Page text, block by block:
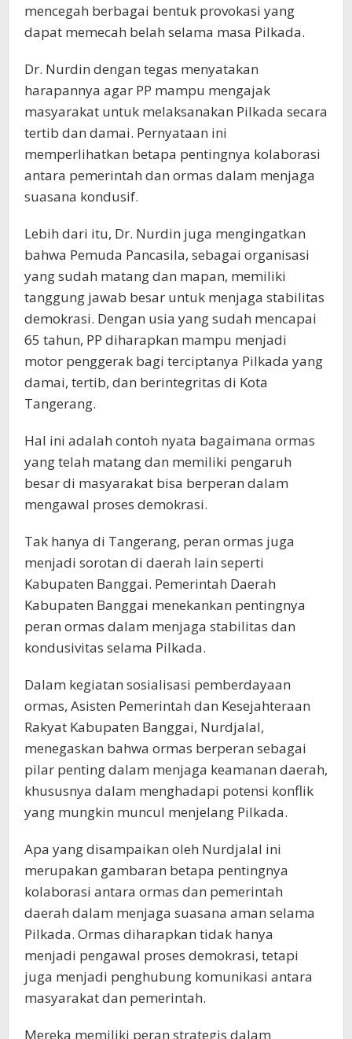
mencegah berbagai bentuk provokasi yang
dapat memecah belah selama masa Pilkada.
Dr. Nurdin dengan tegas menyatakan
harapannya agar PP mampu mengajak
masyarakat untuk melaksanakan Pilkada secara
tertib dan damai. Pernyataan ini
memperlihatkan betapa pentingnya kolaborasi
antara pemerintah dan ormas dalam menjaga
suasana kondusif.
Lebih dari itu, Dr. Nurdin juga mengingatkan
bahwa Pemuda Pancasila, sebagai organisasi
yang sudah matang dan mapan, memiliki
tanggung jawab besar untuk menjaga stabilitas
demokrasi. Dengan usia yang sudah mencapai
65 tahun, PP diharapkan mampu menjadi
motor penggerak bagi terciptanya Pilkada yang
damai, tertib, dan berintegritas di Kota
Tangerang.
Hal ini adalah contoh nyata bagaimana ormas
yang telah matang dan memiliki pengaruh
besar di masyarakat bisa berperan dalam
mengawal proses demokrasi.
Tak hanya di Tangerang, peran ormas juga
menjadi sorotan di daerah lain seperti
Kabupaten Banggai. Pemerintah Daerah
Kabupaten Banggai menekankan pentingnya
peran ormas dalam menjaga stabilitas dan
kondusivitas selama Pilkada.
Dalam kegiatan sosialisasi pemberdayaan
ormas, Asisten Pemerintah dan Kesejahteraan
Rakyat Kabupaten Banggai, Nurdjalal,
menegaskan bahwa ormas berperan sebagai
pilar penting dalam menjaga keamanan daerah,
khususnya dalam menghadapi potensi konflik
yang mungkin muncul menjelang Pilkada.
Apa yang disampaikan oleh Nurdjalal ini
merupakan gambaran betapa pentingnya
kolaborasi antara ormas dan pemerintah
daerah dalam menjaga suasana aman selama
Pilkada. Ormas diharapkan tidak hanya
menjadi pengawal proses demokrasi, tetapi
juga menjadi penghubung komunikasi antara
masyarakat dan pemerintah.
Mereka memiliki peran strategis dalam